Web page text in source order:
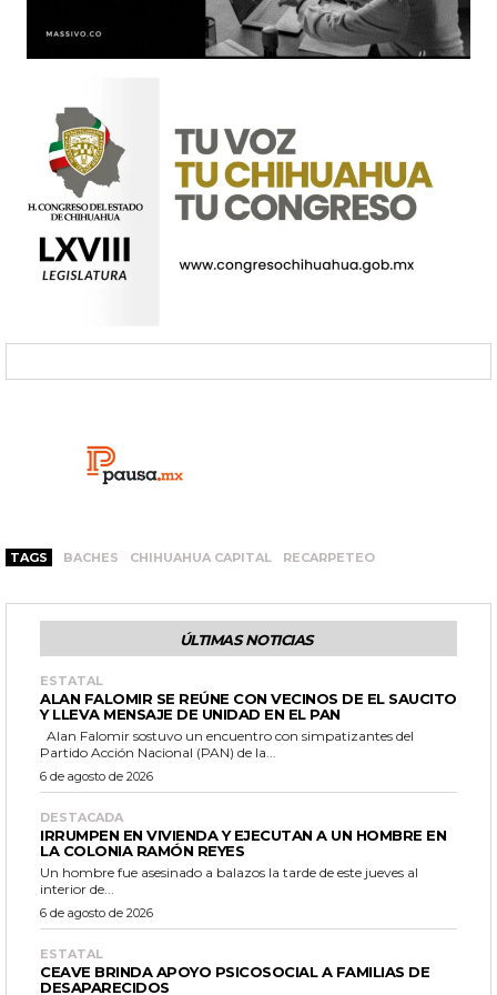
TAGS BACHES CHIHUAHUA CAPITAL RECARPETEO
ÚLTIMAS NOTICIAS
ESTATAL
ALAN FALOMIR SE REÚNE CON VECINOS DE EL SAUCITO
Y LLEVA MENSAJE DE UNIDAD EN EL PAN
Partido Acción Nacional (PAN) de la...
6 de agosto de 2026
DESTACADA
IRRUMPEN EN VIVIENDA Y EJECUTAN A UN HOMBRE EN
LA COLONIA RAMÓN REYES
Un hombre fue asesinado a balazos la tarde de este jueves al
interior de...
6 de agosto de 2026
ESTATAL
CEAVE BRINDA APOYO PSICOSOCIAL A FAMILIAS DE
DESAPARECIDOS